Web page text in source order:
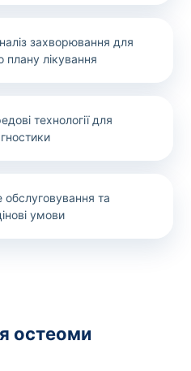
захворювання для
плану лікування
технології для
обслуговування та
умови
остеоми